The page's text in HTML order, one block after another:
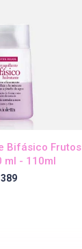
Bifásico Frutos
ml - 110ml
389